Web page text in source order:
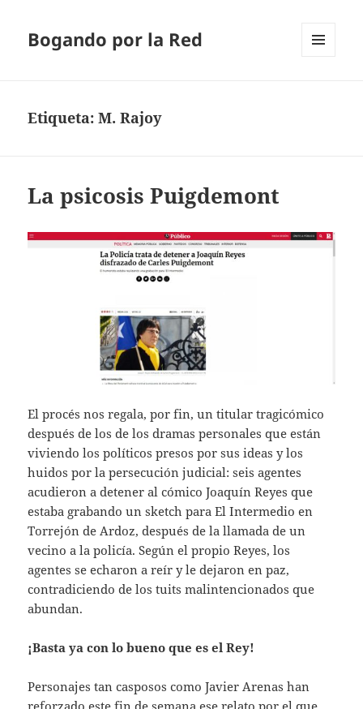
Bogando por la Red
Etiqueta:M. Rajoy
La psicosis Puigdemont
El procés nos regala, por fin, un titular tragicómico
después de los de los dramas personales que están
viviendo los políticos presos por sus ideas y los
huidos por la persecución judicial: seis agentes
acudieron a detener al cómico Joaquín Reyes que
estaba grabando un sketch para El Intermedio en
Torrejón de Ardoz, después de la llamada de un
vecino a la policía. Según el propio Reyes, los
agentes se echaron a reír y le dejaron en paz,
contradiciendo de los tuits malintencionados que
abundan.
¡Basta ya con lo bueno que es el Rey!
Personajes tan casposos como Javier Arenas han
reforzado este fin de semana ese relato por el que